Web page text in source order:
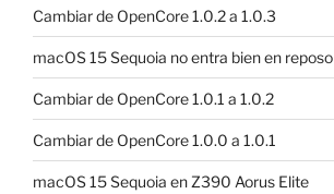
Cambiar de OpenCore 1.0.2 a 1.0.3
macOS 15 Sequoia no entra bien en reposo
Cambiar de OpenCore 1.0.1 a 1.0.2
Cambiar de OpenCore 1.0.0 a 1.0.1
macOS 15 Sequoia en Z390 Aorus Elite